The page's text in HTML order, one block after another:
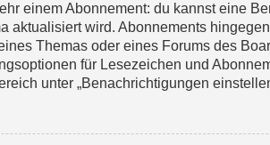
einem Abonnement: du kannst eine
aktualisiert wird. Abonnements
Themas oder eines Forums des
für Lesezeichen und
unter „Benachrichtigungen